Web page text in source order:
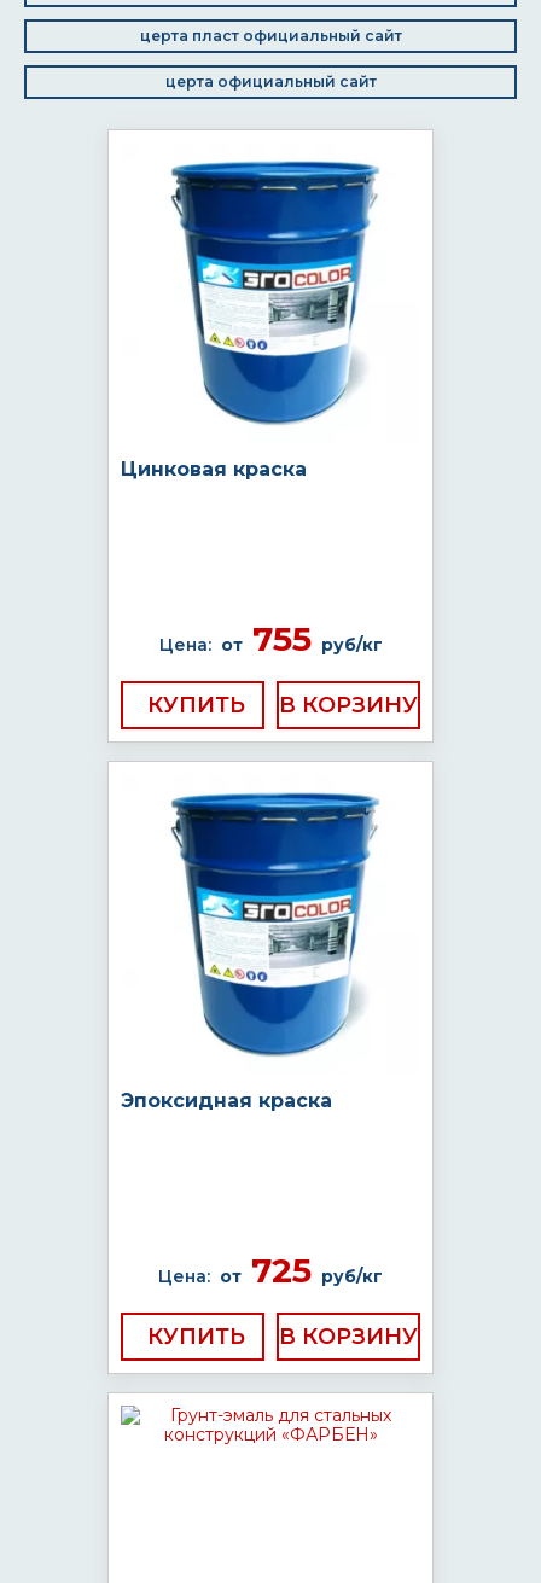
церта пласт официальный сайт
церта официальный сайт
Цинковая краска
Цена: от755 руб/кг
КУПИТЬ
Эпоксидная краска
Цена: от 725 руб/кг
КУПИТЬ